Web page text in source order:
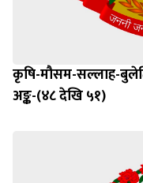
कृषि-मौसम-सल्लाह-
अङ्क-(४८ देखि ५१)